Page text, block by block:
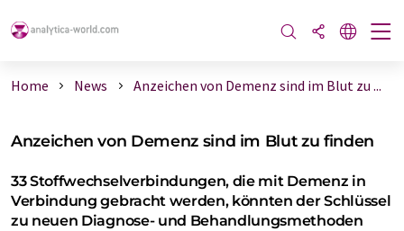
Home News Anzeichen von Demenz sind im Blut zu ...
Anzeichen von Demenz sind im Blut zu finden
33 Stoffwechselverbindungen, die mit Demenz in
Verbindung gebracht werden, könnten der Schlüssel
zu neuen Diagnose- und Behandlungsmethoden